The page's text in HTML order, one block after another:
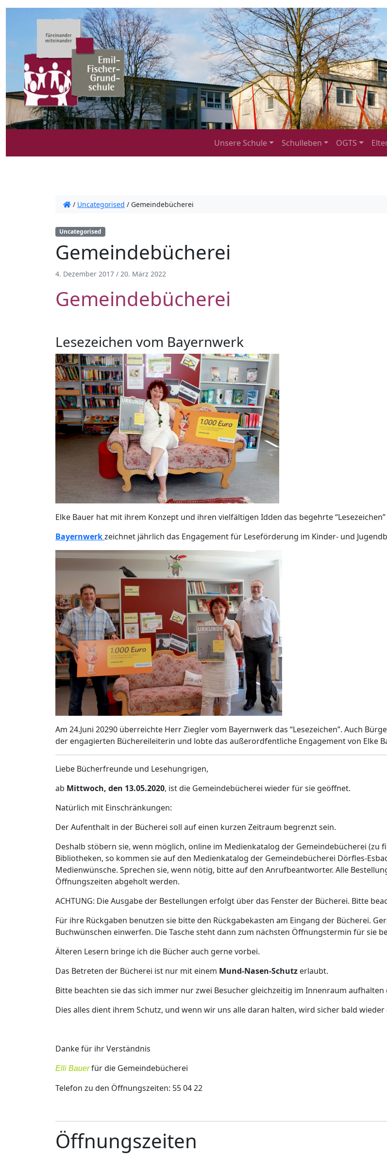
Unsere Schule Schulleben OGTS
/ Uncategorised / Gemeindebücherei
Uncategorised
Gemeindebücherei
4. Dezember 2017 / 20. März 2022
Gemeindebücherei
Lesezeichen vom Bayernwerk
Elke Bauer hat mit ihrem Konzept und ihren vielfältigen Idden das begehrte
Bayernwerkzeichnet jährlich das Engagement für Leseförderung im Kinder- und
Am 24.Juni 20290 überreichte Herr Ziegler vom Bayernwerk das “Lesezeichen”. Auch
der engagierten Büchereileiterin und lobte das außerordfentliche Engagement von Elke
Liebe Bücherfreunde und Lesehungrigen,
ab Mittwoch, den 13.05.2020, ist die Gemeindebücherei wieder für sie geöffnet.
Natürlich mit Einschränkungen:
Der Aufenthalt in der Bücherei soll auf einen kurzen Zeitraum begrenzt sein.
Deshalb stöbern sie, wenn möglich, online im Medienkatalog der Gemeindebücherei (zu
Bibliotheken, so kommen sie auf den Medienkatalog der Gemeindebücherei Dörfles-
Medienwünsche. Sprechen sie, wenn nötig, bitte auf den Anrufbeantworter. Alle
Öffnungszeiten abgeholt werden.
ACHTUNG: Die Ausgabe der Bestellungen erfolgt über das Fenster der Bücherei. Bitte
Für ihre Rückgaben benutzen sie bitte den Rückgabekasten am Eingang der Bücherei.
Buchwünschen einwerfen. Die Tasche steht dann zum nächsten Öffnungstermin für sie
Älteren Lesern bringe ich die Bücher auch gerne vorbei.
Das Betreten der Bücherei ist nur mit einem Mund-Nasen-Schutz erlaubt.
Bitte beachten sie das sich immer nur zwei Besucher gleichzeitig im Innenraum aufhalten
Dies alles dient ihrem Schutz, und wenn wir uns alle daran halten, wird sicher bald
Danke für ihr Verständnis
Elli Bauerfür die Gemeindebücherei
Telefon zu den Öffnungszeiten: 55 04 22
Öffnungszeiten